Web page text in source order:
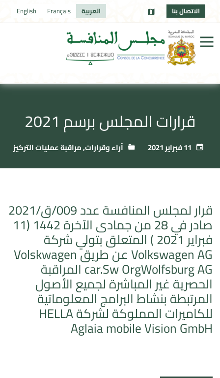
الاتصال بنا العربية Français
English
قرارات المجلس برسم 2021
آراء وقرارات,مراقبة عمليات التركيز
قرار لمجلس المنافسة عدد 009/ق/2021
صادر في 28 من جمادى الآخرة 1442 (11
فبراير 2021 ) المتعلق بتولي شركة
Volkswagen AG عن طريق Volskwagen
car.Sw OrgWolfsburg AG المراقبة
الحصرية غير المباشرة لجميع الأصول
المرتبطة بنشاط البرامج المعلوماتية
للكاميرات المملوكة لشركة HELLA
Aglaia mobile Vision GmbH